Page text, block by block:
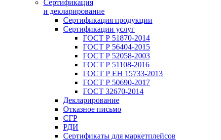
Сертификация
и декларирование
Сертификация продукции
Сертификации услуг
ГОСТ Р 51870-2014
ГОСТ Р 56404-2015
ГОСТ Р 52058-2003
ГОСТ Р 51108-2016
ГОСТ Р ЕН 15733-2013
ГОСТ Р 50690-2017
ГОСТ 32670-2014
Декларирование
Отказное письмо
СГР
РДИ
Сертификаты для маркетплейсов